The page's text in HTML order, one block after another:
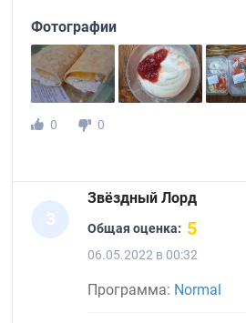
Фотографии
0
0
З
Звёздный Лорд
Общая оценка: 5
06.05.2022 в 00:32
Программа: Normal